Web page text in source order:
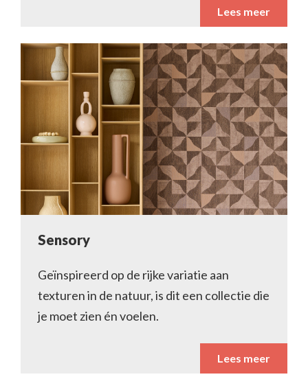
Lees meer
Sensory
Geïnspireerd op de rijke variatie aan
texturen in de natuur, is dit een collectie die
je moet zien én voelen.
Lees meer